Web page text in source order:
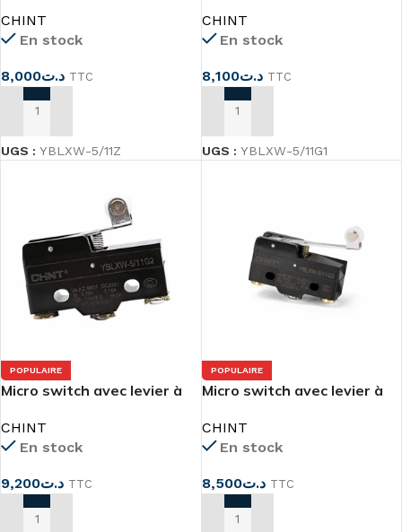
CHINT
En stock
د.ت8,000 TTC
AJOUTER AU PANIER
UGS : YBLXW-5/11Z
CHINT
En stock
د.ت8,100 TTC
AJOUTER AU PANIER
UGS : YBLXW-5/11G1
POPULAIRE
Micro switch avec levier à
CHINT
En stock
د.ت9,200 TTC
AJOUTER AU PANIER
POPULAIRE
Micro switch avec levier à
CHINT
En stock
د.ت8,500 TTC
AJOUTER AU PANIER